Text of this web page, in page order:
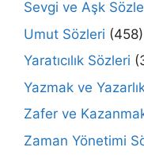
Sevgi ve Aşk
Umut Sözleri (458)
Yaratıcılık Sözleri
Yazmak ve
Zafer ve
Zaman Yönetimi